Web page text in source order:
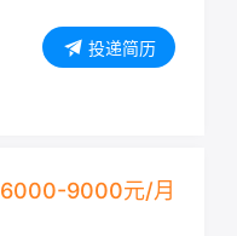
投递简历
6000-9000元/月